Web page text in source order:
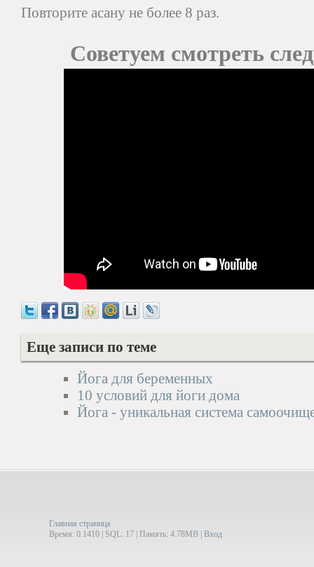
Повторите асану не более 8 раз.
Советуем смотреть
Еще записи по теме
Йога для беременных
10 условий для йоги дома
Йога - уникальная система
Главная страница
Время: 0.1410 | SQL: 17 | Память: 4.78MB Вход